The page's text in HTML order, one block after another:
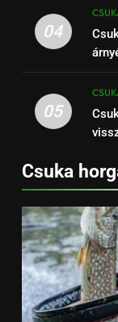
04
05
Csuka